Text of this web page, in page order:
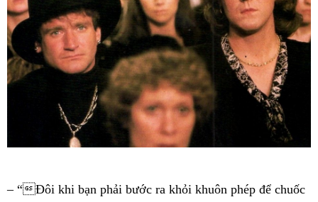
– “Đôi khi bạn phải bước ra khỏi khuôn phép để chuốc